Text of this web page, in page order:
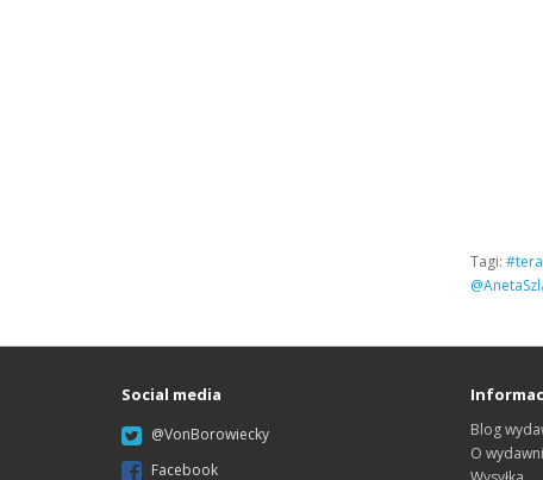
Tagi:
Social media
@VonBorowiecky
Facebook
Blog
O